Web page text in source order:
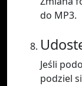
do MP3.
Jeśli
podziel